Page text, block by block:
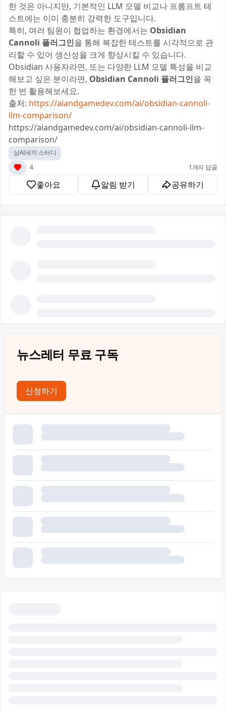
한 것은 아니지만, 기본적인 LLM 모델 비교나 프롬프트 테
스트에는 이미 충분히 강력한 도구입니다.
특히, 여러 팀원이 협업하는 환경에서는 Obsidian
Cannoli 플러그인을 통해 복잡한 테스트를 시각적으로 관
리할 수 있어 생산성을 크게 향상시킬 수 있습니다.
Obsidian 사용자라면, 또는 다양한 LLM 모델 특성을 비교
해보고 싶은 분이라면, Obsidian Cannoli 플러그인을 꼭
한 번 활용해보세요.
출처: https://aiandgamedev.com/ai/obsidian-cannoli-
llm-comparison/
https://aiandgamedev.com/ai/obsidian-cannoli-llm-
comparison/
삼AI세끼 스터디
4
1개의 답글
좋아요 알림 받기 공유하기
뉴스레터 무료 구독
신청하기